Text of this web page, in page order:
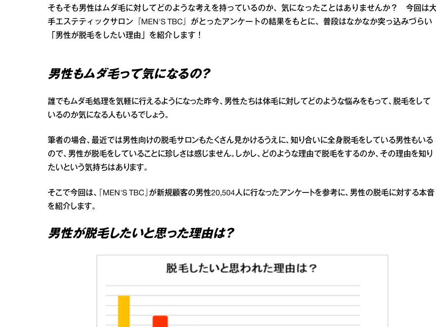
そもそも男性はムダ毛に対してどのような考えを持っているのか、気になったことはありませんか？ 今回は
手エステティックサロン『MEN'S TBC』がとったアンケートの結果をもとに、普段はなかなか突っ込みづらい
「男性が脱毛をしたい理由」を紹介します！
男性もムダ毛って気になるの？
誰でもムダ毛処理を気軽に行えるようになった昨今、男性たちは体毛に対してどのような悩みをもって、脱毛をして
いるのか気になる人もいるでしょう。
筆者の場合、最近では男性向けの脱毛サロンもたくさん見かけるうえに、知り合いに全身脱毛をしている男性もいる
ので、男性が脱毛をしていることに珍しさは感じません。しかし、どのような理由で脱毛をするのか、その理由を知り
たいという気持ちはあります。
そこで今回は、『MEN'S TBC』が新規顧客の男性20,504人に行なったアンケートを参考に、男性の脱毛に対する本音
を紹介します。
男性が脱毛したいと思った理由は？